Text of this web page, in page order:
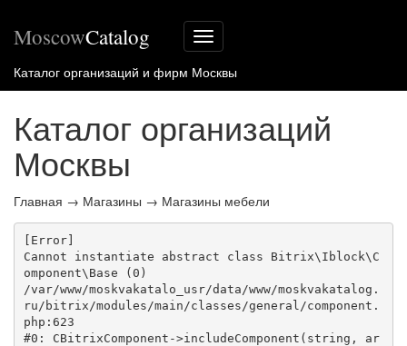
Меню
сайта
MoscowCatalog
Каталог организаций и фирм Москвы
Каталог организаций
Москвы
Главная → Магазины → Магазины мебели
[Error]
Cannot instantiate abstract class Bitrix\Iblock\C
omponent\Base (0)
/var/www/moskvakatalo_usr/data/www/moskvakatalog.
ru/bitrix/modules/main/classes/general/component.
php:623
#0: CBitrixComponent->includeComponent(string, ar